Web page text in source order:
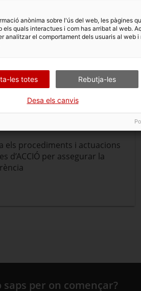
com ACCIÓ treballa amb
en el territori català
i actuacions
els procediments i actuacions
d’ACCIÓ per assegurar la
saps per on començar?
anònima sobre l'ús del web, les pàgines
els quals interactues i com has arribat al web.
analitzar el comportament dels usuaris al web
les totes Rebutja-les
Desa els canvis